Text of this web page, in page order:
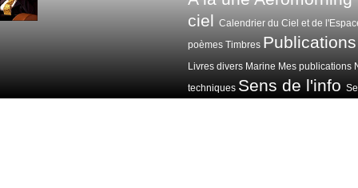
ciel Calendrier du Ciel et de
poèmes Timbres Publications
Livres divers Marine Mes publications
techniques Sens de l'info